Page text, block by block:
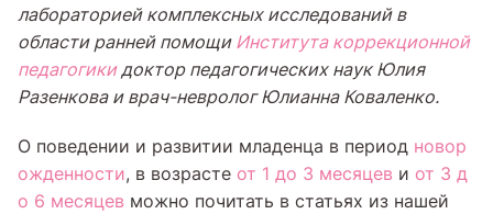
лабораторией комплексных исследований в
области ранней помощиИнститута коррекционной
педагогикидоктор педагогических наук Юлия
Разенкова и врач-невролог Юлианна Коваленко.
О поведении и развитии младенца в период новор
ожденности, в возрасте от 1 до 3 месяцев и от 3 д
о 6 месяцев можно почитать в статьях из нашей